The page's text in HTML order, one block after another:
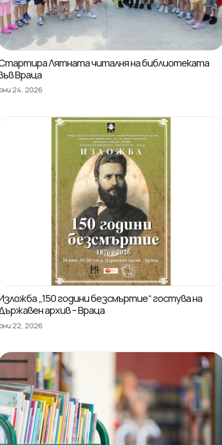
Лятната читалня на библиотеката
Враца
24, 2026
„150 години безсмъртие“ гостува на
архив – Враца
22, 2026